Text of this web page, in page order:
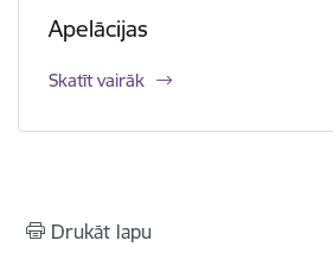
Apelācijas
Skatīt vairāk
Drukāt lapu